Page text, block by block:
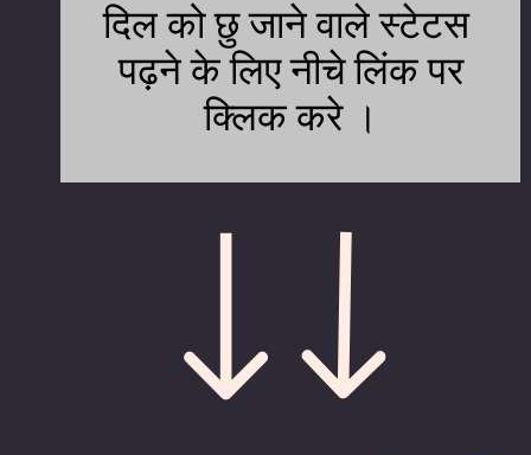
दिल को छु जाने वाले स्टेटस
पढ़ने के लिए नीचे लिंक पर
क्लिक करे ।